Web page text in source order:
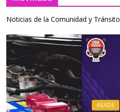
Noticias de la Comunidad y Tránsito
AEADE Industria Motociclismo